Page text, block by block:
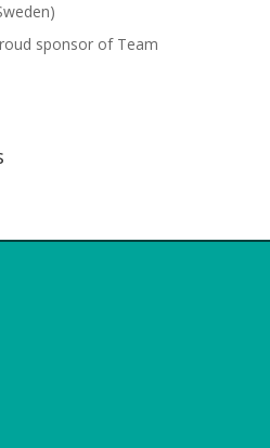
sponsor of Team